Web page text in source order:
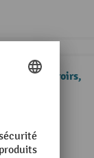
avec 3-5 tiroirs,
%